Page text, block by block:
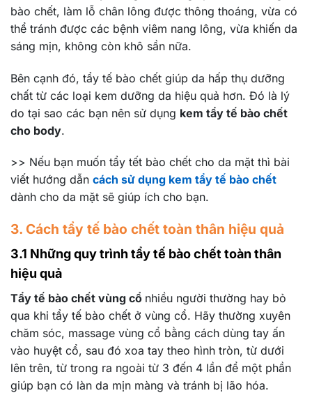
bào chết, làm lỗ chân lông được thông thoáng, vừa có
thể tránh được các bệnh viêm nang lông, vừa khiến da
sáng mịn, không còn khô sần nữa.
Bên cạnh đó, tẩy tế bào chết giúp da hấp thụ dưỡng
chất từ các loại kem dưỡng da hiệu quả hơn. Đó là lý
do tại sao các bạn nên sử dụng kem tẩy tế bào chết
cho body.
>> Nếu bạn muốn tẩy tết bào chết cho da mặt thì bài
viết hướng dẫn cách sử dụng kem tẩy tế bào chết
dành cho da mặt sẽ giúp ích cho bạn.
3. Cách tẩy tế bào chết toàn thân hiệu quả
3.1 Những quy trình tẩy tế bào chết toàn thân
hiệu quả
Tẩy tế bào chết vùng cổ nhiều người thường hay bỏ
qua khi tẩy tế bào chết ở vùng cổ. Hãy thường xuyên
chăm sóc, massage vùng cổ bằng cách dùng tay ấn
vào huyệt cổ, sau đó xoa tay theo hình tròn, từ dưới
lên trên, từ trong ra ngoài từ 3 đến 4 lần để một phần
giúp bạn có làn da mịn màng và tránh bị lão hóa.